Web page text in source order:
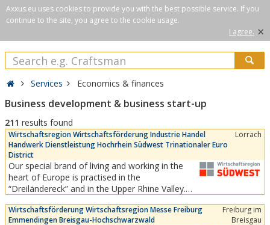
Axxus.eu uses cookies to provide you with the best possible service. If you
continue to the site, you agree to the cookie usage.
I agree. ×
Services Economics & finances
Business development & business start-up
211 results found
Wirtschaftsregion Wirtschaftsförderung Industrie Handel
Handwerk Dienstleistung Hochrhein Südwest Trinationaler Euro
District
Lörrach
Our special brand of living and working in the
heart of Europe is practised in the
“Dreiländereck” and in the Upper Rhine Valley.
(“Wirtschaftsregion Südwest”) is directly linked
Wirtschaftsförderung Wirtschaftsregion Messe Freiburg
Emmendingen Breisgau-Hochschwarzwald
Freiburg im
Breisgau